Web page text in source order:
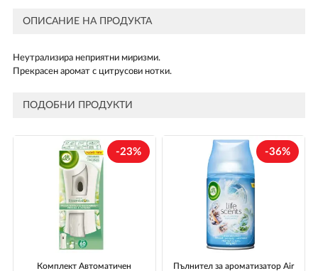
ОПИСАНИЕ НА ПРОДУКТА
Неутрализира неприятни миризми.
Прекрасен аромат с цитрусови нотки.
ПОДОБНИ ПРОДУКТИ
-23%
Комплект Автоматичен
-36%
Пълнител за ароматизатор Air